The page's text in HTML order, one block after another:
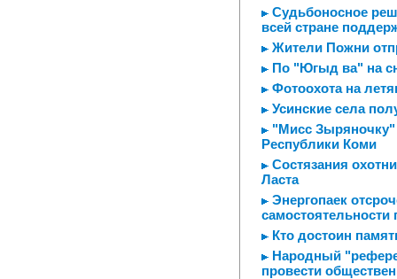
Судьбоносное
всей стране
Жители Пожни
По "Югыд ва" на
Фотоохота на
Усинские села
"Мисс Зыряночку"
Республики Коми
Состязания
Ласта
Энергопаек
Кто достоин
Народный
провести